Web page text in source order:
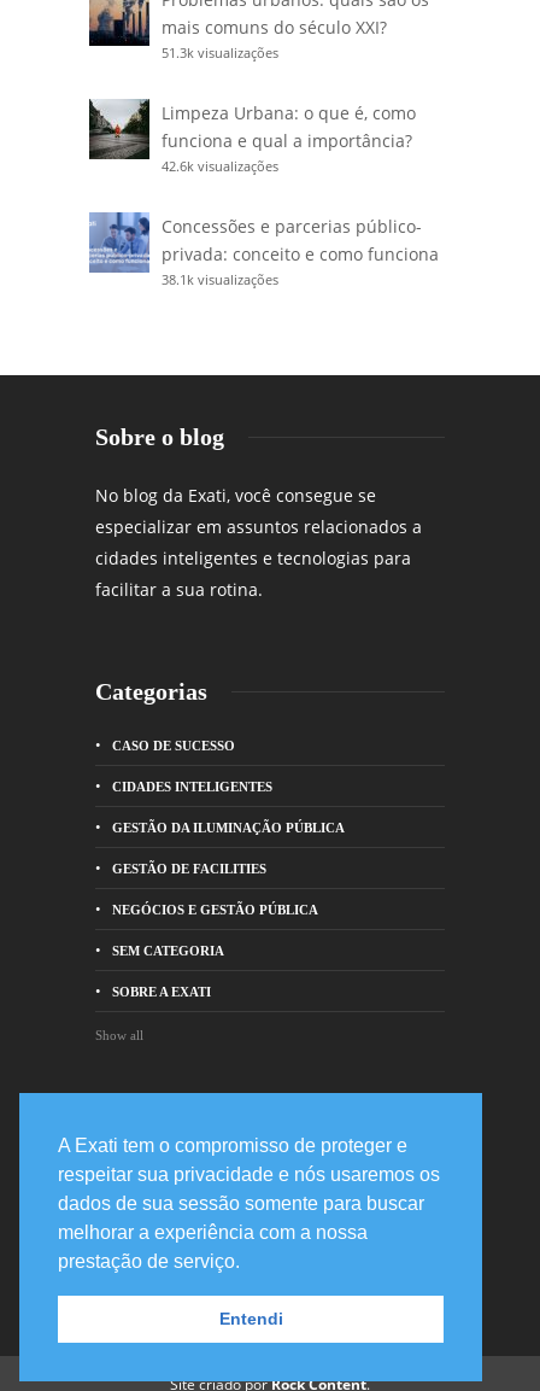
mais comuns do século XXI?
51.3k visualizações
Limpeza Urbana: o que é, como
funciona e qual a importância?
42.6k visualizações
Concessões e parcerias público-
privada: conceito e como funciona
38.1k visualizações
Sobre o blog
No blog da Exati, você consegue se
especializar em assuntos relacionados a
cidades inteligentes e tecnologias para
facilitar a sua rotina.
Categorias
CASO DE SUCESSO
CIDADES INTELIGENTES
GESTÃO DA ILUMINAÇÃO PÚBLICA
GESTÃO DE FACILITIES
NEGÓCIOS E GESTÃO PÚBLICA
SEM CATEGORIA
SOBRE A EXATI
Show all
Entre em contato
Rua Prof. Joaquim de Mattos Barreto,
478 82200-210 - Curitiba, PR
+55 41 3020-2400
suporte@exati.com.br
Site criado porRock Content.
A Exati tem o compromisso de proteger e
respeitar sua privacidade e nós usaremos os
dados de sua sessão somente para buscar
melhorar a experiência com a nossa
prestação de serviço.
Entendi